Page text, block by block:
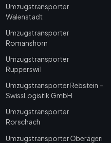
Umzugstransporter
Walenstadt
Umzugstransporter
Romanshorn
Umzugstransporter
Rupperswil
Umzugstransporter Rebstein –
SwissLogistik GmbH
Umzugstransporter
Rorschach
Umzugstransporter Oberägeri